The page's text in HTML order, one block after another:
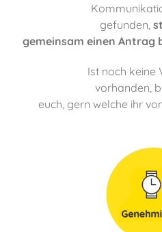
gefunden,
gemeinsam einen Antrag
Ist noch keine
vorhanden,
euch, gern welche ihr